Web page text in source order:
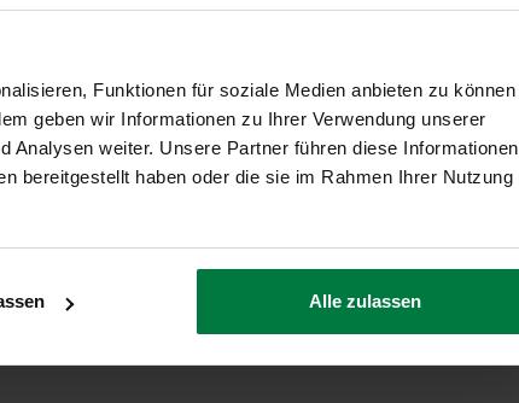
Funktionen für soziale Medien anbieten zu können
geben wir Informationen zu Ihrer Verwendung unserer
Analysen weiter. Unsere Partner führen diese Informationen
bereitgestellt haben oder die sie im Rahmen Ihrer Nutzung
Alle zulassen